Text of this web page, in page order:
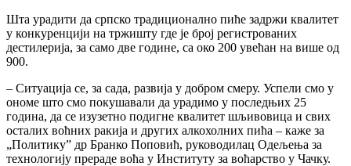
Шта урадити да српско традиционално пиће задржи квалитет
у конкуренцији на тржишту где је број регистрованих
дестилерија, за само две године, са око 200 увећан на више од
900.
– Ситуација се, за сада, развија у добром смеру. Успели смо у
ономе што смо покушавали да урадимо у последњих 25
година, да се изузетно подигне квалитет шљивовица и свих
осталих воћних ракија и других алкохолних пића – каже за
„Политику” др Бранко Поповић, руководилац Одељења за
технологију прераде воћа у Институту за воћарство у Чачку.